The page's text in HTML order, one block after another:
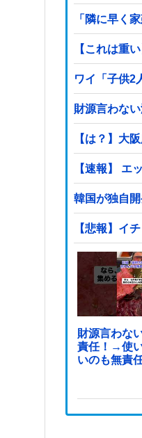
「隣に早く
【これは重
ワイ「子供2
財源言わな
【は？】大
【速報】
韓国が独自
【悲報】イ
財源言わな
責任！→使
いのも無責